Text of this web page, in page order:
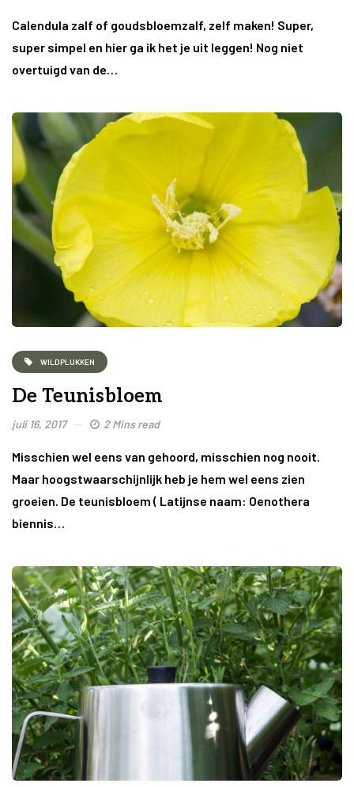
Calendula zalf of goudsbloemzalf, zelf maken! Super,
super simpel en hier ga ik het je uit leggen! Nog niet
overtuigd van de…
WILDPLUKKEN
De Teunisbloem
juli 16, 2017 2 Mins read
Misschien wel eens van gehoord, misschien nog nooit.
Maar hoogstwaarschijnlijk heb je hem wel eens zien
groeien. De teunisbloem ( Latijnse naam: Oenothera
biennis…